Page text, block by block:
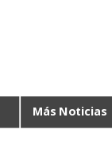
Más Noticias